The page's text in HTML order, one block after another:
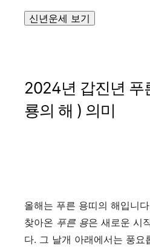
신년운세 보기
2024년 갑진년 푸
룡의 해 ) 의미
올해는 푸른 용띠의 해입니
찾아온 푸른 용은 새로운 시
다. 그 날개 아래에서는 풍요